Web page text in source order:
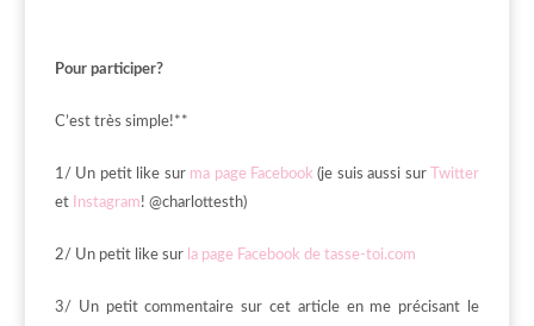
Pour participer?
C’est très simple!**
1/ Un petit like sur ma page Facebook (je suis aussi sur
Twitter
et
Instagram! @charlottesth)
2/ Un petit like sur la page Facebook de tasse-toi.com
3/ Un petit commentaire sur cet article en me précisant le